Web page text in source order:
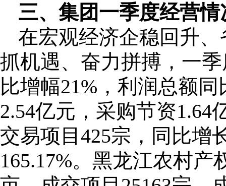
三、集团一季度经营
在宏观经济企稳回升
抓机遇、奋力拼搏，一
比增幅21%，利润总额
2.54亿元，采购节资
交易项目425宗，同比增
165.17%。黑龙江农村